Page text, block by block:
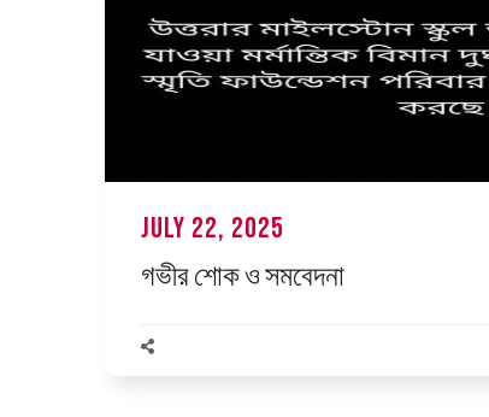
July 22, 2025
গভীর শোক ও সমবেদনা